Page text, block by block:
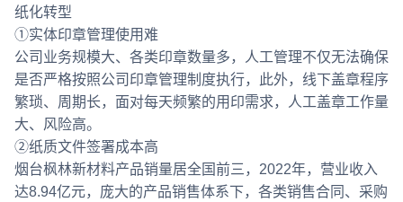
纸化转型
①实体印章管理使用难
公司业务规模大、各类印章数量多，人工管理不仅无法确保
是否严格按照公司印章管理制度执行，此外，线下盖章程序
繁琐、周期长，面对每天频繁的用印需求，人工盖章工作量
大、风险高。
②纸质文件签署成本高
烟台枫林新材料产品销量居全国前三，2022年，营业收入
达8.94亿元，庞大的产品销售体系下，各类销售合同、采购